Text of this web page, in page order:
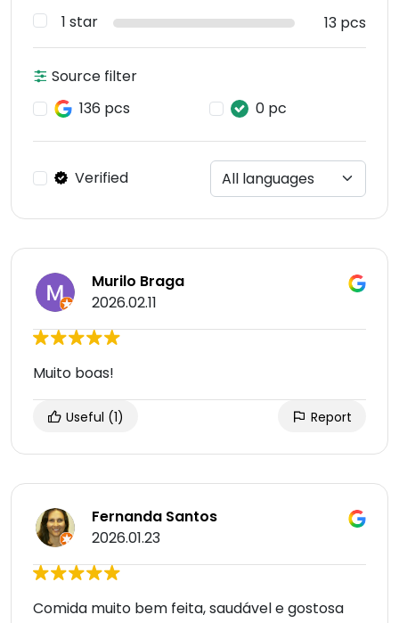
1 star
13 pcs
Source filter
136 pcs
0 pc
Verified
Murilo Braga
2026.02.11
Muito boas!
Useful (1) Report
Fernanda Santos
2026.01.23
Comida muito bem feita, saudável e gostosa